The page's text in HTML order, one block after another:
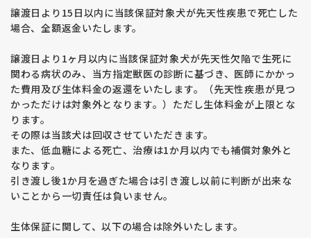
します。
・玄関で体温測定を行います。体温が37度以上の場合や咳など
の症状がある場合、見学をお断りすることがあります。
・見学当日および1週間以内に発熱や風邪症状がある場合は、
事前に見学の変更をご連絡ください。
【見学の注意点】
・購入を前提とした方のみ見学を受け付けています。 子犬を抱
きたい、見たいだけの方はご遠慮ください。
・見学希望の子犬の兄弟犬はご希望に応じてご覧いただけます
が、他に生まれている子犬を見たいというご要望にはお応えで
きません。その場合、一度キャンセルし、改めて見学の申し込
みをお願いします。
・ドッグショーや外掛けの予定により、見学時間の変更やお断
りをする場合がございます。
譲渡日より15日以内に当該保証対象犬が先天性疾患で死亡した
場合、全額返金いたします。
譲渡日より1ヶ月以内に当該保証対象犬が先天性欠陥で生死に
関わる病状のみ、当方指定獣医の診断に基づき、医師にかかっ
た費用及び生体料金の返還をいたします。（先天性疾患が見つ
かっただけは対象外となります。）ただし生体料金が上限とな
ります。
その際は当該犬は回収させていただきます。
また、低血糖による死亡、治療は1か月以内でも補償対象外と
なります。
引き渡し後1か月を過ぎた場合は引き渡し以前に判断が出来な
いことから一切責任は負いません。
生体保証に関して、以下の場合は除外いたします。